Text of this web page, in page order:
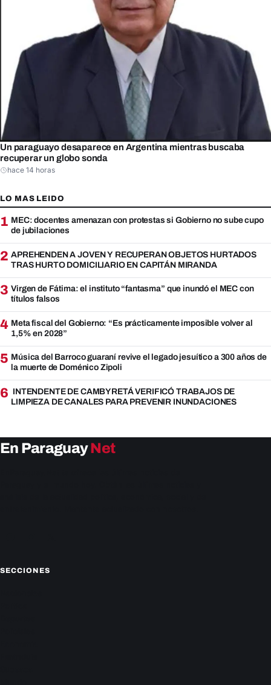
Un paraguayo desaparece en Argentina mientras buscaba
recuperar un globo sonda
hace 14 horas
LO MAS LEIDO
1 MEC: docentes amenazan con protestas si Gobierno no sube cupo
de jubilaciones
2 APREHENDEN A JOVEN Y RECUPERAN OBJETOS HURTADOS
TRAS HURTO DOMICILIARIO EN CAPITÁN MIRANDA
3 Virgen de Fátima: el instituto “fantasma” que inundó el MEC con
títulos falsos
4 Meta fiscal del Gobierno: “Es prácticamente imposible volver al
1,5% en 2028”
5 Música del Barroco guaraní revive el legado jesuítico a 300 años de
la muerte de Doménico Zipoli
6 INTENDENTE DE CAMBYRETÁ VERIFICÓ TRABAJOS DE
LIMPIEZA DE CANALES PARA PREVENIR INUNDACIONES
En ParaguayNet
SECCIONES